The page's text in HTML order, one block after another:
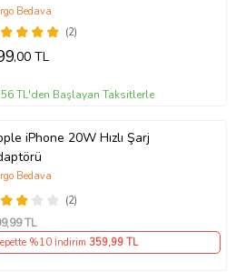
(2)
Bedava
,00 TL
TL'den Başlayan Taksitlerle
iPhone 20W Hızlı Şarj
(2)
Bedava
,99 TL
%10 İndirim 359,99 TL